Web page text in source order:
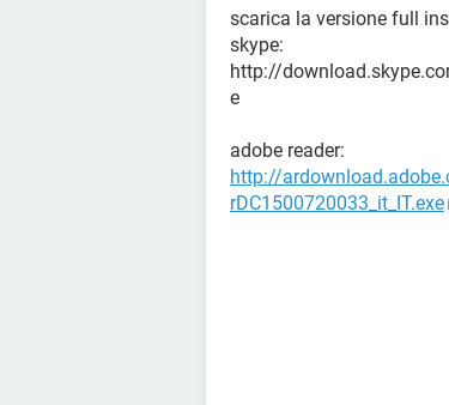
scarica la versione full
skype:
http://
e
adobe reader:
http://
rDC1500720033_it_IT.exe